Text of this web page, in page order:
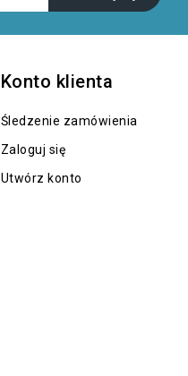
Konto klienta
Śledzenie zamówienia
Zaloguj się
Utwórz konto